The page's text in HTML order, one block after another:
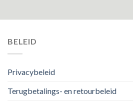
BELEID
Privacybeleid
Terugbetalings- en retourbeleid